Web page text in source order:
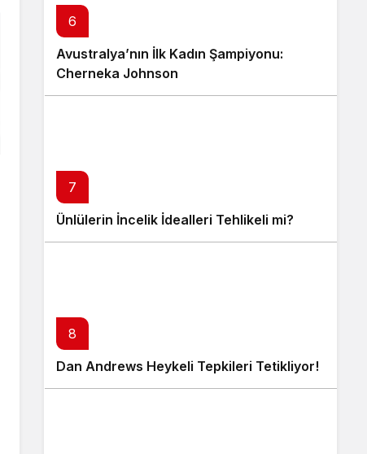
6
Avustralya’nın İlk Kadın Şampiyonu:
Cherneka Johnson
7
Ünlülerin İncelik İdealleri Tehlikeli mi?
8
Dan Andrews Heykeli Tepkileri Tetikliyor!